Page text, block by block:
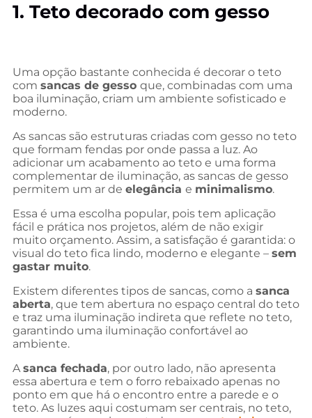
1. Teto decorado com gesso
Uma opção bastante conhecida é decorar o teto
com sancas de gesso que, combinadas com uma
boa iluminação, criam um ambiente sofisticado e
moderno.
As sancas são estruturas criadas com gesso no teto
que formam fendas por onde passa a luz. Ao
adicionar um acabamento ao teto e uma forma
complementar de iluminação, as sancas de gesso
permitem um ar de elegância e minimalismo.
Essa é uma escolha popular, pois tem aplicação
fácil e prática nos projetos, além de não exigir
muito orçamento. Assim, a satisfação é garantida: o
visual do teto fica lindo, moderno e elegante – sem
gastar muito.
Existem diferentes tipos de sancas, como a sanca
aberta, que tem abertura no espaço central do teto
e traz uma iluminação indireta que reflete no teto,
garantindo uma iluminação confortável ao
ambiente.
Asanca fechada, por outro lado, não apresenta
essa abertura e tem o forro rebaixado apenas no
ponto em que há o encontro entre a parede e o
teto. As luzes aqui costumam ser centrais, no teto,